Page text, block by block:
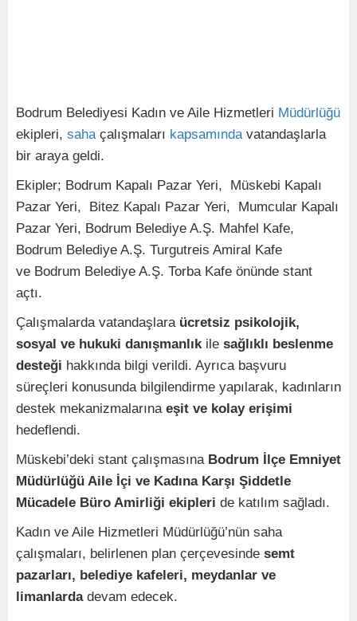
Bodrum Belediyesi Kadın ve Aile Hizmetleri Müdürlüğü
ekipleri, sahaçalışmaları kapsamındavatandaşlarla
bir araya geldi.
Ekipler; Bodrum Kapalı Pazar Yeri, Müskebi Kapalı
Pazar Yeri, Bitez Kapalı Pazar Yeri, Mumcular Kapalı
Pazar Yeri, Bodrum Belediye A.Ş. Mahfel Kafe,
Bodrum Belediye A.Ş. Turgutreis Amiral Kafe
ve Bodrum Belediye A.Ş. Torba Kafe önünde stant
açtı.
Çalışmalarda vatandaşlara ücretsiz psikolojik,
sosyal ve hukuki danışmanlıkile sağlıklı beslenme
desteği hakkında bilgi verildi. Ayrıca başvuru
süreçleri konusunda bilgilendirme yapılarak, kadınların
destek mekanizmalarına eşit ve kolay erişimi
hedeflendi.
Müskebi’deki stant çalışmasına Bodrum İlçe Emniyet
Müdürlüğü Aile İçi ve Kadına Karşı Şiddetle
Mücadele Büro Amirliği ekipleri de katılım sağladı.
Kadın ve Aile Hizmetleri Müdürlüğü’nün saha
çalışmaları, belirlenen plan çerçevesinde semt
pazarları, belediye kafeleri, meydanlar ve
limanlardadevam edecek.